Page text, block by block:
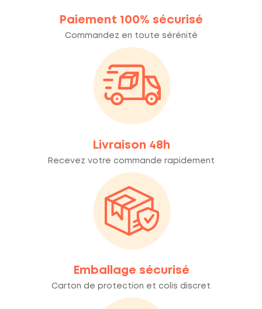
Paiement 100% sécurisé
Commandez en toute sérénité
Livraison 48h
Recevez votre commande rapidement
Emballage sécurisé
Carton de protection et colis discret